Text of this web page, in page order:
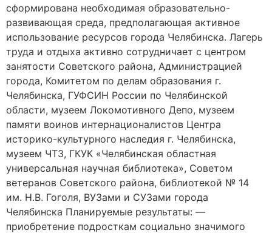
сформирована необходимая образовательно-
развивающая среда, предполагающая активное
использование ресурсов города Челябинска. Лагерь
труда и отдыха активно сотрудничает с центром
занятости Советского района, Администрацией
города, Комитетом по делам образования г.
Челябинска, ГУФСИН России по Челябинской
области, музеем Локомотивного Депо, музеем
памяти воинов интернационалистов Центра
историко-культурного наследия г. Челябинска,
музеем ЧТЗ, ГКУК «Челябинская областная
универсальная научная библиотека», Советом
ветеранов Советского района, библиотекой № 14
им. Н.В. Гоголя, ВУЗами и СУЗами города
Челябинска Планируемые результаты: —
приобретение подросткам социально значимого